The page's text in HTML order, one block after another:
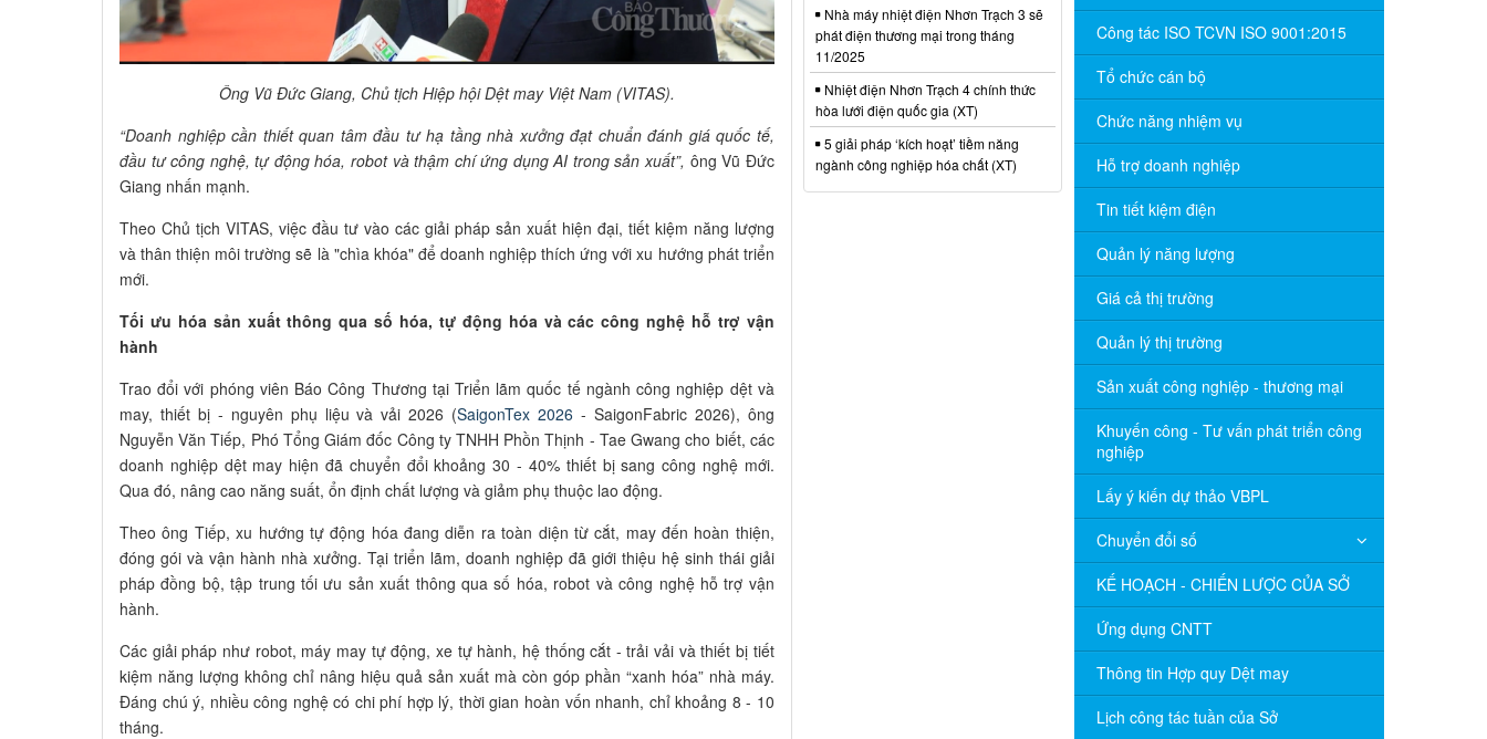
Ông Vũ Đức Giang, Chủ tịch Hiệp hội Dệt may Việt Nam (VITAS).
“Doanh nghiệp cần thiết quan tâm đầu tư hạ tầng nhà xưởng đạt chuẩn đánh giá quốc tế,
đầu tư công nghệ, tự động hóa, robot và thậm chí ứng dụng AI trong sản xuất”, ông Vũ Đức
Giang nhấn mạnh.
Theo Chủ tịch VITAS, việc đầu tư vào các giải pháp sản xuất hiện đại, tiết kiệm năng lượng
và thân thiện môi trường sẽ là "chìa khóa" để doanh nghiệp thích ứng với xu hướng phát triển
mới.
Tối ưu hóa sản xuất thông qua số hóa, tự động hóa và các công nghệ hỗ trợ vận
hành
Trao đổi với phóng viên Báo Công Thương tại Triển lãm quốc tế ngành công nghiệp dệt và
may, thiết bị - nguyên phụ liệu và vải 2026 (SaigonTex 2026 - SaigonFabric 2026), ông
Nguyễn Văn Tiếp, Phó Tổng Giám đốc Công ty TNHH Phồn Thịnh - Tae Gwang cho biết, các
doanh nghiệp dệt may hiện đã chuyển đổi khoảng 30 - 40% thiết bị sang công nghệ mới.
Qua đó, nâng cao năng suất, ổn định chất lượng và giảm phụ thuộc lao động.
Theo ông Tiếp, xu hướng tự động hóa đang diễn ra toàn diện từ cắt, may đến hoàn thiện,
đóng gói và vận hành nhà xưởng. Tại triển lãm, doanh nghiệp đã giới thiệu hệ sinh thái giải
pháp đồng bộ, tập trung tối ưu sản xuất thông qua số hóa, robot và công nghệ hỗ trợ vận
hành.
Các giải pháp như robot, máy may tự động, xe tự hành, hệ thống cắt - trải vải và thiết bị tiết
kiệm năng lượng không chỉ nâng hiệu quả sản xuất mà còn góp phần “xanh hóa” nhà máy.
Đáng chú ý, nhiều công nghệ có chi phí hợp lý, thời gian hoàn vốn nhanh, chỉ khoảng 8 - 10
tháng.
Công tác ISO TCVN ISO 9001:2015
Tổ chức cán bộ
Chức năng nhiệm vụ
Hỗ trợ doanh nghiệp
Tin tiết kiệm điện
Quản lý năng lượng
Giá cả thị trường
Quản lý thị trường
Sản xuất công nghiệp - thương mại
Khuyến công - Tư vấn phát triển công
nghiệp
Lấy ý kiến dự thảo VBPL
Chuyển đổi số
KẾ HOẠCH - CHIẾN LƯỢC CỦA SỞ
Ứng dụng CNTT
Thông tin Hợp quy Dệt may
Lịch công tác tuần của Sở
Nhà máy nhiệt điện Nhơn Trạch 3 sẽ
phát điện thương mại trong tháng
11/2025
Nhiệt điện Nhơn Trạch 4 chính thức
hòa lưới điện quốc gia (XT)
5 giải pháp ‘kích hoạt’ tiềm năng
ngành công nghiệp hóa chất (XT)